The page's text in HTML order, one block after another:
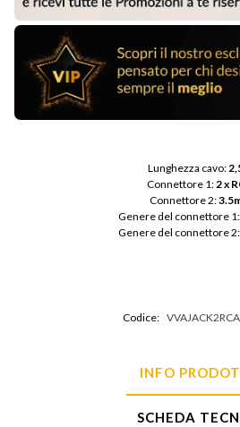
Lunghezza cavo:
Connettore 1: 2 x
Connettore 2:
Genere del connettore 1:
Genere del connettore 2:
Codice:
INFO
SCHEDA